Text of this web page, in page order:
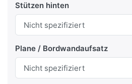
Stützen hinten
Plane / Bordwandaufsatz